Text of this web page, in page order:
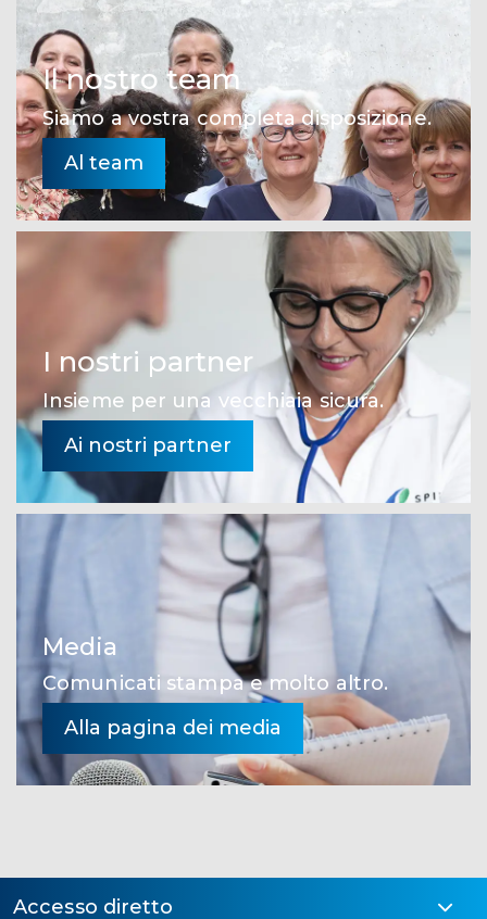
Il nostro team
Siamo a vostra completa disposizione.
Al team
I nostri partner
Insieme per una vecchiaia sicura.
Ai nostri partner
Media
Comunicati stampa e molto altro.
Alla pagina dei media
Accesso diretto